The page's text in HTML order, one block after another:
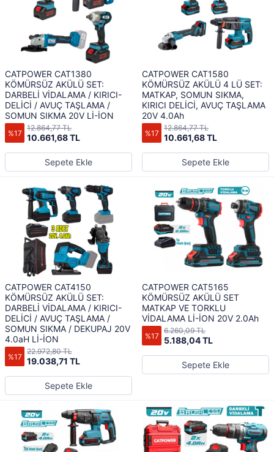
CATPOWER CAT1380
KÖMÜRSÜZ AKÜLÜ SET:
DARBELİ VİDALAMA / KIRICI-
DELİCİ / AVUÇ TAŞLAMA /
SOMUN SIKMA 20V Lİ-İON
%17 10.661,68 TL
12.864,77 TL
Sepete Ekle
CATPOWER CAT1580
KÖMÜRSÜZ AKÜLÜ 4 LÜ SET:
MATKAP, SOMUN SIKMA,
KIRICI DELİCİ, AVUÇ TAŞLAMA
20V 4.0Ah
%17 10.661,68 TL
12.864,77 TL
Sepete Ekle
CATPOWER CAT4150
KÖMÜRSÜZ AKÜLÜ SET:
DARBELİ VİDALAMA / KIRICI-
DELİCİ / AVUÇ TAŞLAMA /
SOMUN SIKMA / DEKUPAJ 20V
4.0aH Lİ-İON
%17 19.038,71 TL
22.972,80 TL
Sepete Ekle
CATPOWER CAT5165
KÖMÜRSÜZ AKÜLÜ SET
MATKAP VE TORKLU
VİDALAMA Lİ-İON 20V 2.0Ah
%17 5.188,04 TL
6.260,09 TL
Sepete Ekle